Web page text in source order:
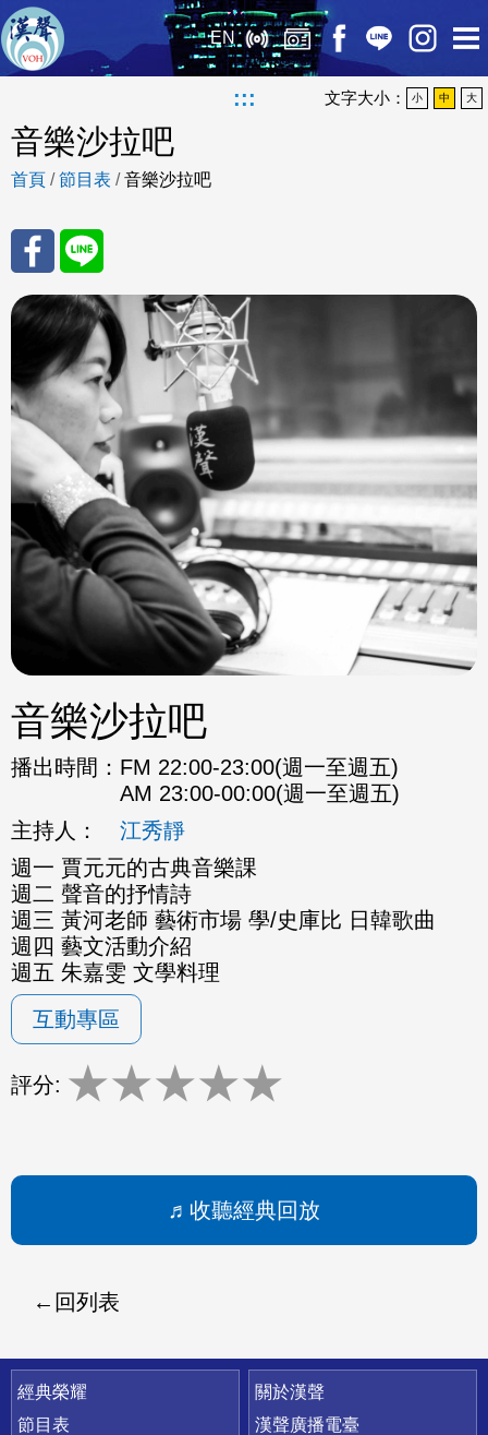
EN
::: 文字大小： 小 中 大
音樂沙拉吧
首頁 /節目表 /音樂沙拉吧
分享
至
Fac
eBo
ok
分享
至
Line
音樂沙拉吧
播出時間： FM 22:00-23:00(週一至週五)
AM 23:00-00:00(週一至週五)
主持人：
江秀靜
週一 賈元元的古典音樂課
週二 聲音的抒情詩
週三 黃河老師 藝術市場 學/史庫比 日韓歌曲
週四 藝文活動介紹
週五 朱嘉雯 文學料理
互動專區
評分: ★★★★★
收聽經典回放
回列表
快速連結
經典榮耀
節目表
關於漢聲
漢聲廣播電臺